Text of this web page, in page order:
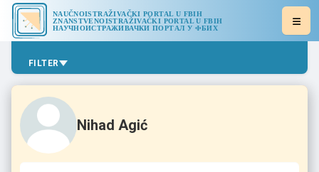
NAUČNOISTRAŽIVAČKI PORTAL U FBIH
ZNANSTVENOISTRAŽIVAČKI PORTAL U FBIH
НАУЧНОИСТРАЖИВАЧКИ ПОРТАЛ У ФБИХ
FILTER
Nihad Agić